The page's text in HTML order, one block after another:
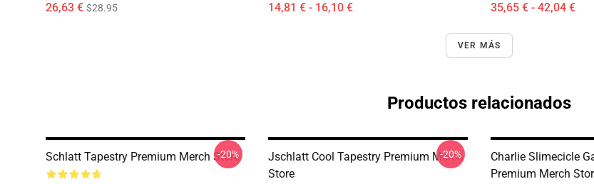
26,63 € $28.95 14,81 € - 16,10 € 35,65 € - 42,04 €
VER MÁS
Productos relacionados
Schlatt Tapestry Premium Merch Store
-20%
Jschlatt Cool Tapestry Premium Merch
Store
-20%
Charlie Slimecicle
Premium Merch